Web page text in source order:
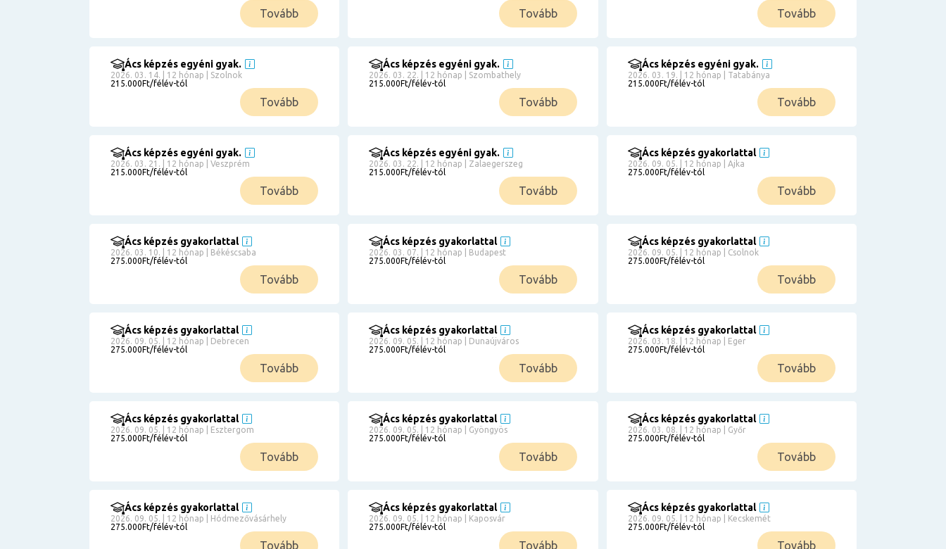
Tovább Tovább Tovább
Ács képzés egyéni gyak.
2026. 03. 14. | 12 hónap | Szolnok
215.000Ft/félév-tól
Tovább
Ács képzés egyéni gyak.
2026. 03. 22. | 12 hónap | Szombathely
215.000Ft/félév-tól
Tovább
Ács képzés egyéni gyak.
2026. 03. 19. | 12 hónap | Tatabánya
215.000Ft/félév-tól
Tovább
Ács képzés egyéni gyak.
2026. 03. 21. | 12 hónap | Veszprém
215.000Ft/félév-tól
Tovább
Ács képzés egyéni gyak.
2026. 03. 22. | 12 hónap | Zalaegerszeg
215.000Ft/félév-tól
Tovább
Ács képzés gyakorlattal
2026. 09. 05. | 12 hónap | Ajka
275.000Ft/félév-tól
Tovább
Ács képzés gyakorlattal
2026. 03. 10. | 12 hónap | Békéscsaba
275.000Ft/félév-tól
Tovább
Ács képzés gyakorlattal
2026. 03. 07. | 12 hónap | Budapest
275.000Ft/félév-tól
Tovább
Ács képzés gyakorlattal
2026. 09. 05. | 12 hónap | Csolnok
275.000Ft/félév-tól
Tovább
Ács képzés gyakorlattal
2026. 09. 05. | 12 hónap | Debrecen
275.000Ft/félév-tól
Tovább
Ács képzés gyakorlattal
2026. 09. 05. | 12 hónap | Dunaújváros
275.000Ft/félév-tól
Tovább
Ács képzés gyakorlattal
2026. 03. 18. | 12 hónap | Eger
275.000Ft/félév-tól
Tovább
Ács képzés gyakorlattal
2026. 09. 05. | 12 hónap | Esztergom
275.000Ft/félév-tól
Tovább
Ács képzés gyakorlattal
2026. 09. 05. | 12 hónap | Gyöngyös
275.000Ft/félév-tól
Tovább
Ács képzés gyakorlattal
2026. 03. 08. | 12 hónap | Győr
275.000Ft/félév-tól
Tovább
Ács képzés gyakorlattal
2026. 09. 05. | 12 hónap | Hódmezővásárhely
275.000Ft/félév-tól
Tovább
Ács képzés gyakorlattal
2026. 09. 05. | 12 hónap | Kaposvár
275.000Ft/félév-tól
Tovább
Ács képzés gyakorlattal
2026. 09. 05. | 12 hónap | Kecskemét
275.000Ft/félév-tól
Tovább